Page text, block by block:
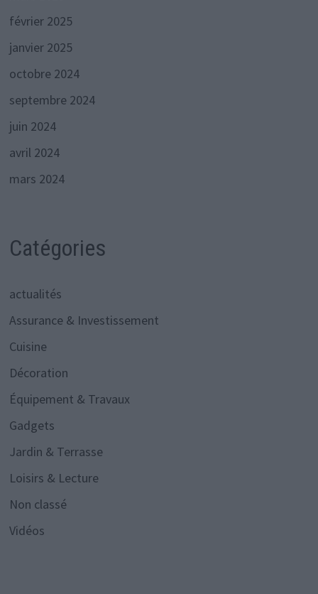
février 2025
janvier 2025
octobre 2024
septembre 2024
juin 2024
avril 2024
mars 2024
Catégories
actualités
Assurance & Investissement
Cuisine
Décoration
Équipement & Travaux
Gadgets
Jardin & Terrasse
Loisirs & Lecture
Non classé
Vidéos